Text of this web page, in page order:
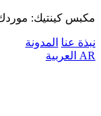
مكبس كينتيك: موردك
نبذة عنا المدونة
AR العربية